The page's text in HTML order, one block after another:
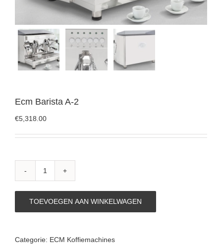
Ecm Barista A-2
€5,318.00
Ecm
2
TOEVOEGEN AAN WINKELWAGEN
Categorie: ECM Koffiemachines